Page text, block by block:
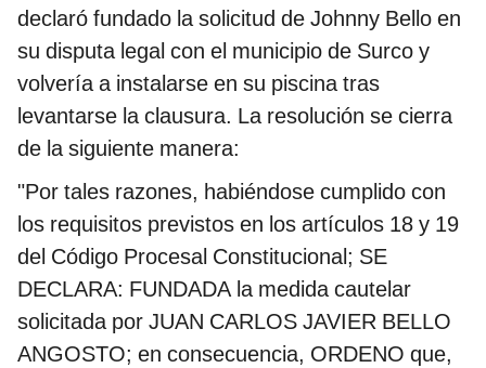
declaró fundado la solicitud de Johnny Bello en
su disputa legal con el municipio de Surco y
volvería a instalarse en su piscina tras
levantarse la clausura. La resolución se cierra
de la siguiente manera:
"Por tales razones, habiéndose cumplido con
los requisitos previstos en los artículos 18 y 19
del Código Procesal Constitucional; SE
DECLARA: FUNDADA la medida cautelar
solicitada por JUAN CARLOS JAVIER BELLO
ANGOSTO; en consecuencia, ORDENO que,